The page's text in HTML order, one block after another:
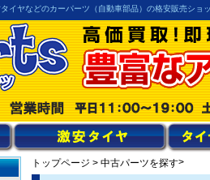
イヤなどのカーパーツ（自動車部品）の格安販売ショ
トップページ > 中古パーツを探す>